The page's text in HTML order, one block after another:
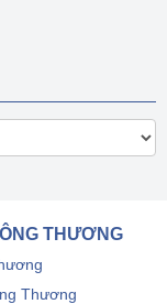
THƯƠNG
Thương